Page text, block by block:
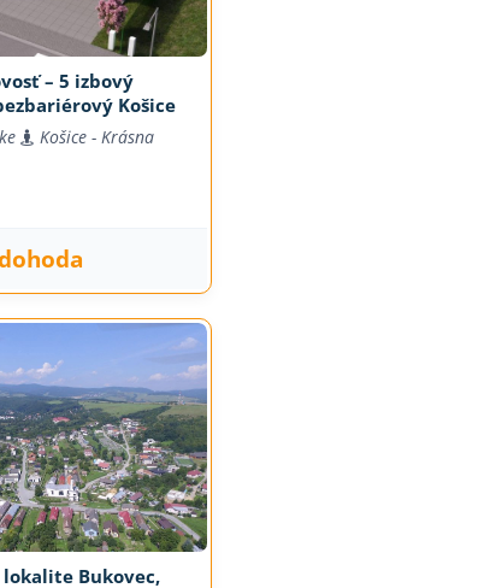
– 5 izbový
Košice
Košice - Krásna
lokalite Bukovec,